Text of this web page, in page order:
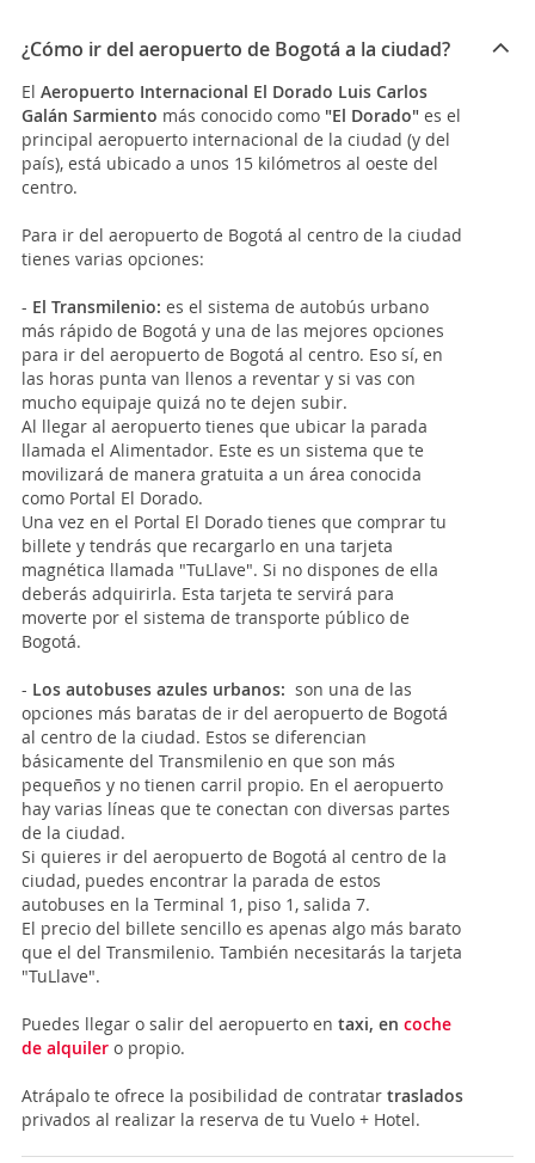
¿Cómo ir del aeropuerto de Bogotá a la ciudad?
El Aeropuerto Internacional El Dorado Luis Carlos
Galán Sarmiento más conocido como "El Dorado" es el
principal aeropuerto internacional de la ciudad (y del
país), está ubicado a unos 15 kilómetros al oeste del
centro.
Para ir del aeropuerto de Bogotá al centro de la ciudad
tienes varias opciones:
- El Transmilenio: es el sistema de autobús urbano
más rápido de Bogotá y una de las mejores opciones
para ir del aeropuerto de Bogotá al centro. Eso sí, en
las horas punta van llenos a reventar y si vas con
mucho equipaje quizá no te dejen subir.
Al llegar al aeropuerto tienes que ubicar la parada
llamada el Alimentador. Este es un sistema que te
movilizará de manera gratuita a un área conocida
como Portal El Dorado.
Una vez en el Portal El Dorado tienes que comprar tu
billete y tendrás que recargarlo en una tarjeta
magnética llamada "TuLlave". Si no dispones de ella
deberás adquirirla. Esta tarjeta te servirá para
moverte por el sistema de transporte público de
Bogotá.
- Los autobuses azules urbanos: son una de las
opciones más baratas de ir del aeropuerto de Bogotá
al centro de la ciudad. Estos se diferencian
básicamente del Transmilenio en que son más
pequeños y no tienen carril propio. En el aeropuerto
hay varias líneas que te conectan con diversas partes
de la ciudad.
Si quieres ir del aeropuerto de Bogotá al centro de la
ciudad, puedes encontrar la parada de estos
autobuses en la Terminal 1, piso 1, salida 7.
El precio del billete sencillo es apenas algo más barato
que el del Transmilenio. También necesitarás la tarjeta
"TuLlave".
Puedes llegar o salir del aeropuerto en taxi, en coche
de alquiler o propio.
Atrápalo te ofrece la posibilidad de contratar traslados
privados al realizar la reserva de tu Vuelo + Hotel.